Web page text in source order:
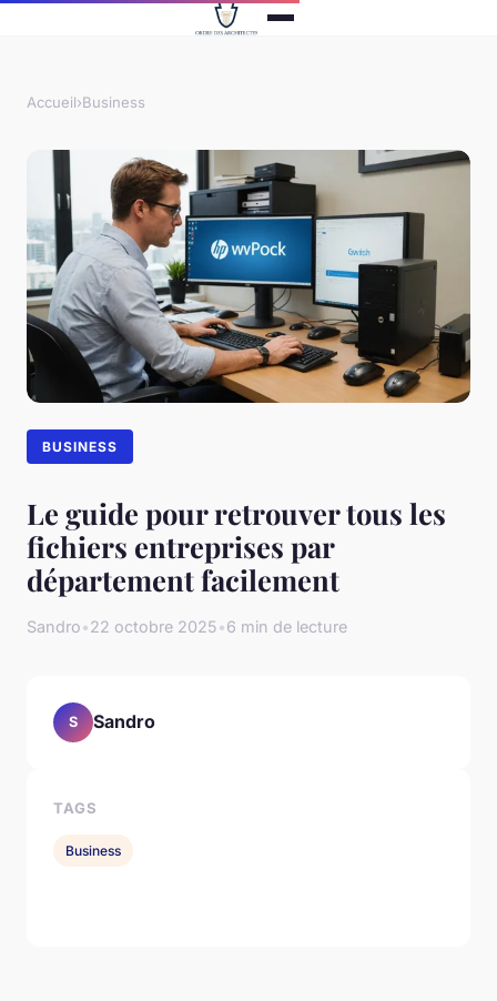
Accueil›Business
BUSINESS
Le guide pour retrouver tous les
fichiers entreprises par
département facilement
Sandro•22 octobre 2025•6 min de lecture
S Sandro
TAGS
Business